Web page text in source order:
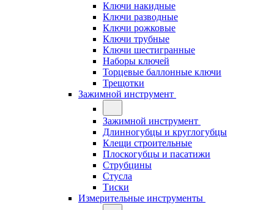
Ключи накидные
Ключи разводные
Ключи рожковые
Ключи трубные
Ключи шестигранные
Наборы ключей
Торцевые баллонные ключи
Трещотки
Зажимной инструмент
Зажимной инструмент
Длинногубцы и круглогубцы
Клещи строительные
Плоскогубцы и пасатижи
Струбцины
Стусла
Тиски
Измерительные инструменты